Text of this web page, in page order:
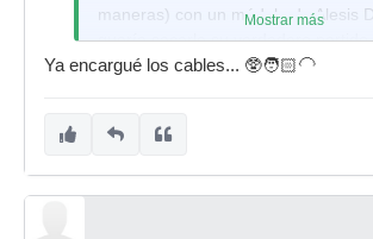
maneras) con un módulo de Alesis
quería sacarle su verdadero partido.
Resulta que el plato no funciona y el
tenía de la DM10 para conectarlo al
¿puede tener algo que ver?
ya de todo y el plato con el modulo
Mostrar más
Ya encargué los cables... 🥸🧑🏻‍🦲